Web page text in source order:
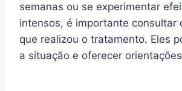
semanas ou se experimentar
intensos, é importante consultar
que realizou o tratamento. Eles
a situação e oferecer